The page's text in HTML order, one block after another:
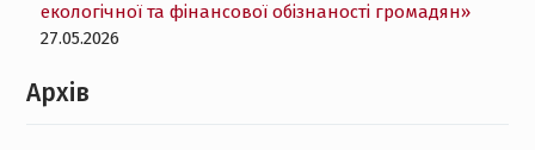
екологічної та фінансової обізнаності громадян»
27.05.2026
Архів